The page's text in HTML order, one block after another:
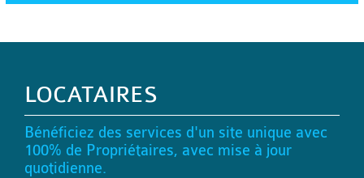
LOCATAIRES
Bénéficiez des services d'un site unique avec
100% de Propriétaires, avec mise à jour
quotidienne.